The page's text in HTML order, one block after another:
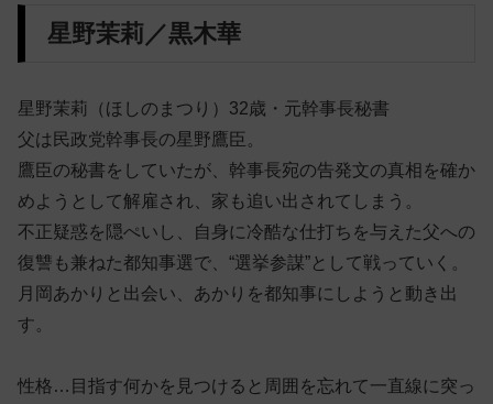
星野茉莉／黒木華
星野茉莉（ほしのまつり）32歳・元幹事長秘書
父は民政党幹事長の星野鷹臣。
鷹臣の秘書をしていたが、幹事長宛の告発文の真相を確か
めようとして解雇され、家も追い出されてしまう。
不正疑惑を隠ぺいし、自身に冷酷な仕打ちを与えた父への
復讐も兼ねた都知事選で、“選挙参謀”として戦っていく。
月岡あかりと出会い、あかりを都知事にしようと動き出
す。
性格…目指す何かを見つけると周囲を忘れて一直線に突っ